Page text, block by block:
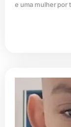
e uma mulher por